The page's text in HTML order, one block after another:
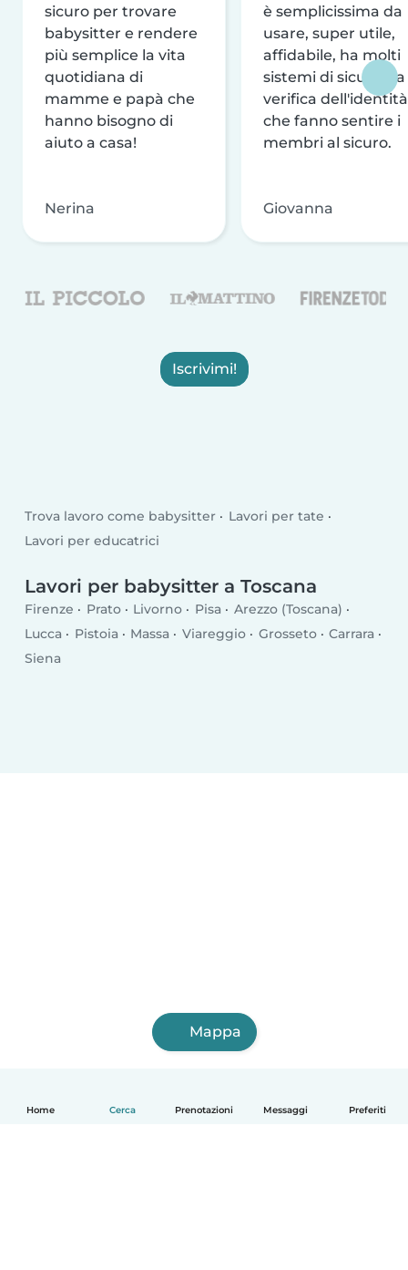
Home Cerca Prenotazioni Messaggi Preferiti
sicuro per trovare
babysitter e rendere
più semplice la vita
quotidiana di
mamme e papà che
hanno bisogno di
aiuto a casa!
Nerina
è semplicissima da
usare, super utile,
affidabile, ha molti
sistemi di sicurezza
verifica dell'identità
che fanno sentire i
membri al sicuro.
Giovanna
Iscrivimi!
Trova lavoro come babysitter
Lavori per tate
Lavori per educatrici
Lavori per babysitter a Toscana
Firenze Prato Livorno Pisa
Arezzo (Toscana)
Lucca
Pistoia Massa Viareggio Grosseto
Carrara
Siena
Mappa